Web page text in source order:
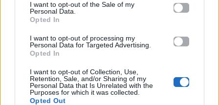
I want to opt-out of the Sale of my
Personal Data.
Opted In
I want to opt-out of processing my
Personal Data for Targeted Advertising.
Opted In
I want to opt-out of Collection, Use,
Retention, Sale, and/or Sharing of my
Personal Data that Is Unrelated with the
Purposes for which it was collected.
Opted Out
Για σχόλια, μηνύματα ή φωτογραφικό υλικό
σχετικά με το
Facebook, επικοινωνήστε μέσω
ή
ακολουθήστε μας στοInstagram.
Mad Video Muisc Awards mad vma 2025
ΒΑΝΔΗ